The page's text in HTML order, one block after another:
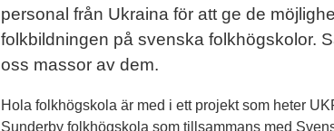
personal från Ukraina för att ge de
folkbildningen på svenska folkhögskolor.
oss massor av dem.
Hola folkhögskola är med i ett projekt som heter
Sunderby folkhögskola som tillsammans med